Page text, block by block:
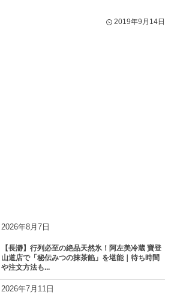
2019年9月14日
2026年8月7日
【長瀞】行列必至の絶品天然氷！阿左美冷蔵 寶登
山道店で「秘伝みつの抹茶餡」を堪能｜待ち時間
や注文方法も...
2026年7月11日